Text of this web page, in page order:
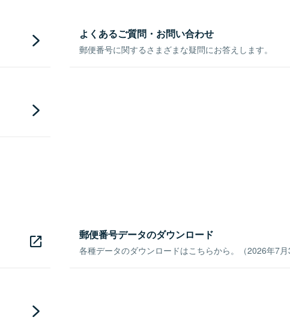
よくあるご質問・お問い合わせ
郵便番号に関するさまざまな疑問にお答えします。
郵便番号データのダウンロード
各種データのダウンロードはこちらから。（2026年7月